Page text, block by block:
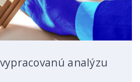
analýzu